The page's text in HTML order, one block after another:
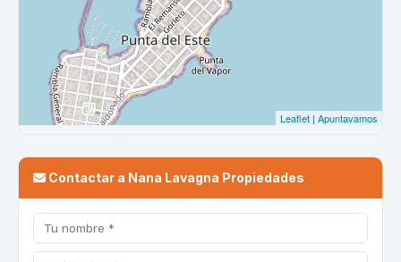
Contactar a Nana Lavagna Propiedades